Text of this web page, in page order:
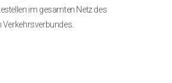
im gesamten Netz des